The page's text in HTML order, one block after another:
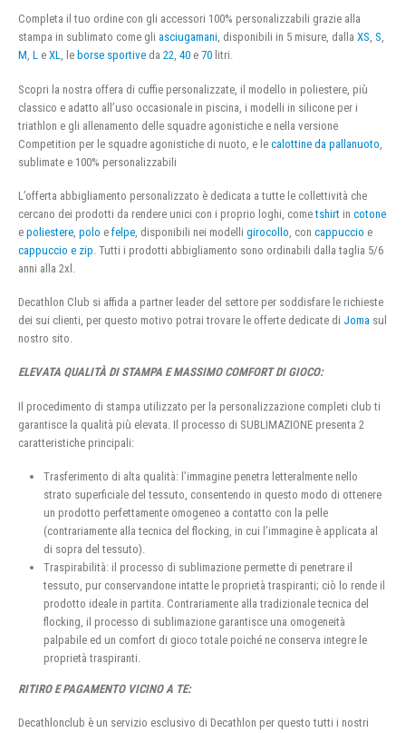
Completa il tuo ordine con gli accessori 100% personalizzabili grazie alla
stampa in sublimato come gli asciugamani, disponibili in 5 misure, dalla XS, S,
M, L e XL, le borse sportive da 22, 40 e 70 litri.
Scopri la nostra offera di cuffie personalizzate, il modello in poliestere, più
classico e adatto all’uso occasionale in piscina, i modelli in silicone per i
triathlon e gli allenamento delle squadre agonistiche e nella versione
Competition per le squadre agonistiche di nuoto, e le calottine da pallanuoto
sublimate e 100% personalizzabili
L’offerta abbigliamento personalizzato è dedicata a tutte le collettività che
cercano dei prodotti da rendere unici con i proprio loghi, cometshirt in cotone
e poliestere polo e felpe , disponibili nei modelli girocollo , con cappuccio e
cappuccio e zip . Tutti i prodotti abbigliamento sono ordinabili dalla taglia 5/6
anni alla 2xl.
Decathlon Club si affida a partner leader del settore per soddisfare le richieste
dei sui clienti, per questo motivo potrai trovare le offerte dedicate di Joma sul
nostro sito.
ELEVATA QUALITÀ DI STAMPA E MASSIMO COMFORT DI GIOCO:
Il procedimento di stampa utilizzato per la personalizzazione completi club ti
garantisce la qualità più elevata. Il processo di SUBLIMAZIONE presenta 2
caratteristiche principali:
Trasferimento di alta qualità: l’immagine penetra letteralmente nello
strato superficiale del tessuto, consentendo in questo modo di ottenere
un prodotto perfettamente omogeneo a contatto con la pelle
(contrariamente alla tecnica del flocking, in cui l’immagine è applicata al
di sopra del tessuto).
Traspirabilità: il processo di sublimazione permette di penetrare il
tessuto, pur conservandone intatte le proprietà traspiranti; ciò lo rende il
prodotto ideale in partita. Contrariamente alla tradizionale tecnica del
flocking, il processo di sublimazione garantisce una omogeneità
palpabile ed un comfort di gioco totale poiché ne conserva integre le
proprietà traspiranti.
RITIRO E PAGAMENTO VICINO A TE:
Decathlonclub è un servizio esclusivo di Decathlon per questo tutti i nostri